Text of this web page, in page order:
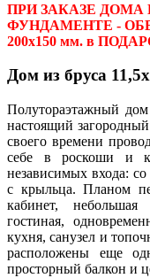
ПРИ ЗАКАЗЕ
ФУНДАМЕНТЕ -
200х150 мм. в
Дом из бруса
Полутораэтажный
настоящий
своего времени
себе в роскоши и
независимых входа:
с крыльца. Планом
кабинет,
гостиная,
кухня, санузел и
расположены еще
просторный балкон и